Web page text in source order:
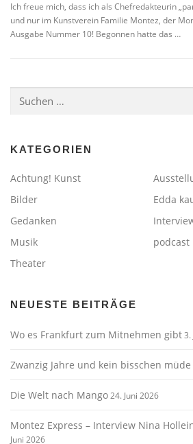
Ich freue mich, dass ich als Chefredakteurin
und nur im Kunstverein Familie Montez, der
Ausgabe Nummer 10! Begonnen hatte das …
nach:
KATEGORIEN
Achtung! Kunst
Bilder
Edda
Gedanken
Musik
podcast
Theater
NEUESTE BEITRÄGE
Wo es Frankfurt zum Mitnehmen gibt3.
Zwanzig Jahre und kein bisschen müde
Die Welt nach Mango24. Juni 2026
Montez Express – Interview Nina
Juni 2026